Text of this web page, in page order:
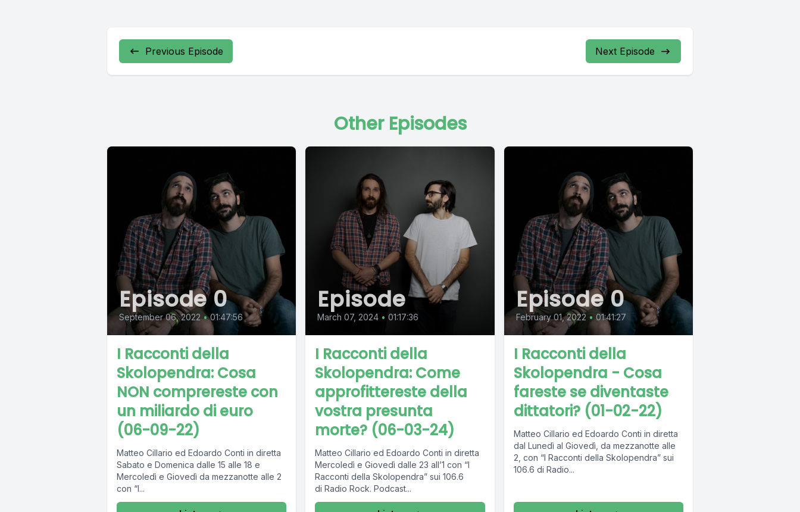
Previous Episode Next Episode
Other Episodes
Episode 0
September 06, 2022 • 01:47:56
I Racconti della
Skolopendra: Cosa
NON comprereste con
un miliardo di euro
(06-09-22)
Matteo Cillario ed Edoardo Conti in diretta
Sabato e Domenica dalle 15 alle 18 e
Mercoledì e Giovedì da mezzanotte alle 2
con “I...
Episode
March 07, 2024 • 01:17:36
I Racconti della
Skolopendra: Come
approfittereste della
vostra presunta
morte? (06-03-24)
Matteo Cillario ed Edoardo Conti in diretta
Mercoledì e Giovedì dalle 23 all’1 con “I
Racconti della Skolopendra” sui 106.6
di Radio Rock. Podcast...
Episode 0
February 01, 2022 • 01:41:27
I Racconti della
Skolopendra - Cosa
fareste se diventaste
dittatori? (01-02-22)
Matteo Cillario ed Edoardo Conti in diretta
dal Lunedì al Giovedì, da mezzanotte alle
2, con “I Racconti della Skolopendra” sui
106.6 di Radio...